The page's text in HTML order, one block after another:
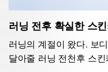
러닝 전후 확실한 스
러닝의 계절이 왔다. 보
달아줄 러닝 전천후 스킨